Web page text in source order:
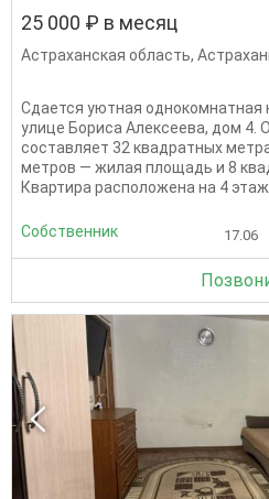
25 000 ₽ в месяц
Астраханская область,
Сдается уютная однокомнатная
улице Бориса Алексеева, дом
составляет 32 квадратных
метров — жилая площадь и 8
Квартира расположена на 4
Собственник 17.06